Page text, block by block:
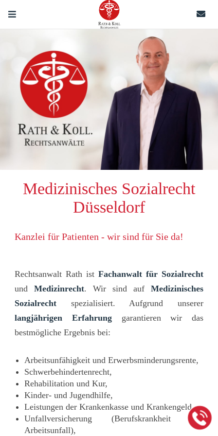
Medizinisches Sozialrecht
Düsseldorf
Kanzlei für Patienten - wir sind für Sie da!
Rechtsanwalt Rath ist Fachanwalt für Sozialrecht
und Medizinrecht. Wir sind auf Medizinisches
Sozialrecht spezialisiert. Aufgrund unserer
langjährigen Erfahrunggarantieren wir das
bestmögliche Ergebnis bei:
Arbeitsunfähigkeit und Erwerbsminderungsrente,
Schwerbehindertenrecht,
Rehabilitation und Kur,
Kinder- und Jugendhilfe,
Leistungen der Krankenkasse und Krankengeld,
Unfallversicherung (Berufskrankheit und
Arbeitsunfall),
Rechtsanwälte
Schließen X